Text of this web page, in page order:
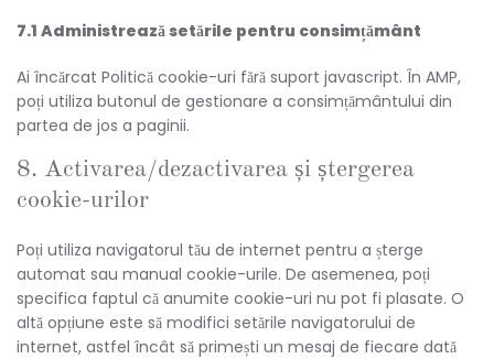
7.1 Administrează setările pentru consimțământ
Ai încărcat Politică cookie-uri fără suport javascript. În AMP,
poți utiliza butonul de gestionare a consimțământului din
partea de jos a paginii.
8. Activarea/dezactivarea și ștergerea
cookie-urilor
Poți utiliza navigatorul tău de internet pentru a șterge
automat sau manual cookie-urile. De asemenea, poți
specifica faptul că anumite cookie-uri nu pot fi plasate. O
altă opțiune este să modifici setările navigatorului de
internet, astfel încât să primești un mesaj de fiecare dată